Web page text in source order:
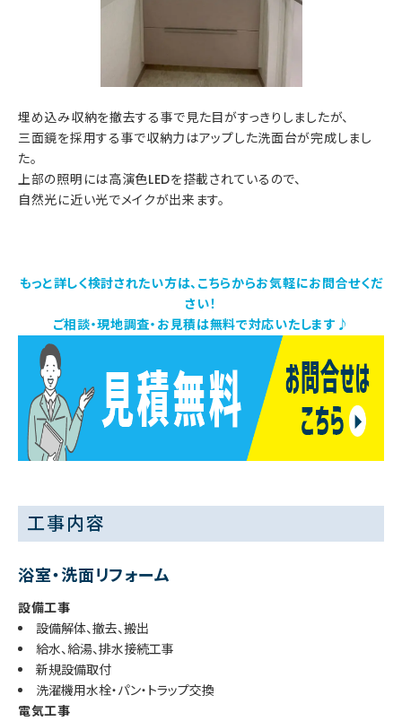
埋め込み収納を撤去する事で見た目がすっきりしましたが、
三面鏡を採用する事で収納力はアップした洗面台が完成しまし
た。
上部の照明には高演色LEDを搭載されているので、
自然光に近い光でメイクが出来ます。
もっと詳しく検討されたい方は、こちらからお気軽にお問合せくだ
さい！
ご相談・現地調査・お見積は無料で対応いたします♪
工事内容
浴室・洗面リフォーム
設備工事
設備解体、撤去、搬出
給水、給湯、排水接続工事
新規設備取付
洗濯機用水栓・パン・トラップ交換
電気工事